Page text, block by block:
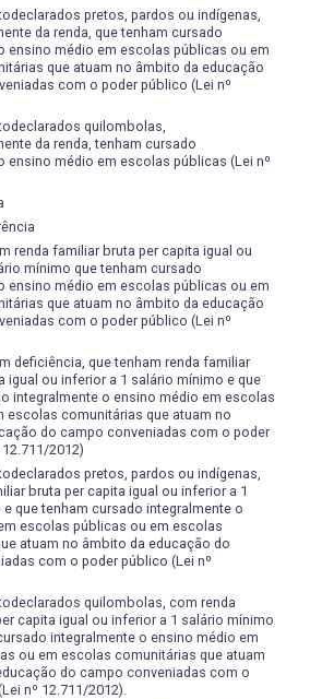
pretos, pardos ou indígenas,
da renda, que tenham cursado
ensino médio em escolas públicas ou em
que atuam no âmbito da educação
com o poder público (Lei nº
quilombolas,
da renda, tenham cursado
ensino médio em escolas públicas (Lei nº
renda familiar bruta per capita igual ou
mínimo que tenham cursado
ensino médio em escolas públicas ou em
que atuam no âmbito da educação
com o poder público (Lei nº
deficiência, que tenham renda familiar
igual ou inferior a 1 salário mínimo e que
integralmente o ensino médio em escolas
escolas comunitárias que atuam no
do campo conveniadas com o poder
2012)
pretos, pardos ou indígenas,
bruta per capita igual ou inferior a 1
que tenham cursado integralmente o
escolas públicas ou em escolas
atuam no âmbito da educação do
com o poder público (Lei nº
quilombolas, com renda
capita igual ou inferior a 1 salário mínimo
integralmente o ensino médio em
ou em escolas comunitárias que atuam
do campo conveniadas com o
nº 12.711/2012).